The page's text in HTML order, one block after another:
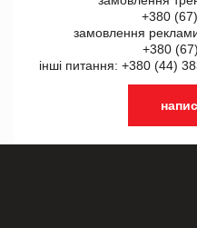
+380
замовлення
+380
інші питання: +380 (44)